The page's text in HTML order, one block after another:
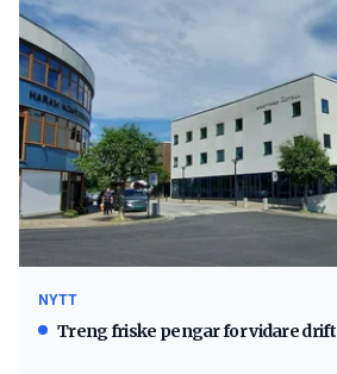
NYTT
Treng friske pengar for vidare drift